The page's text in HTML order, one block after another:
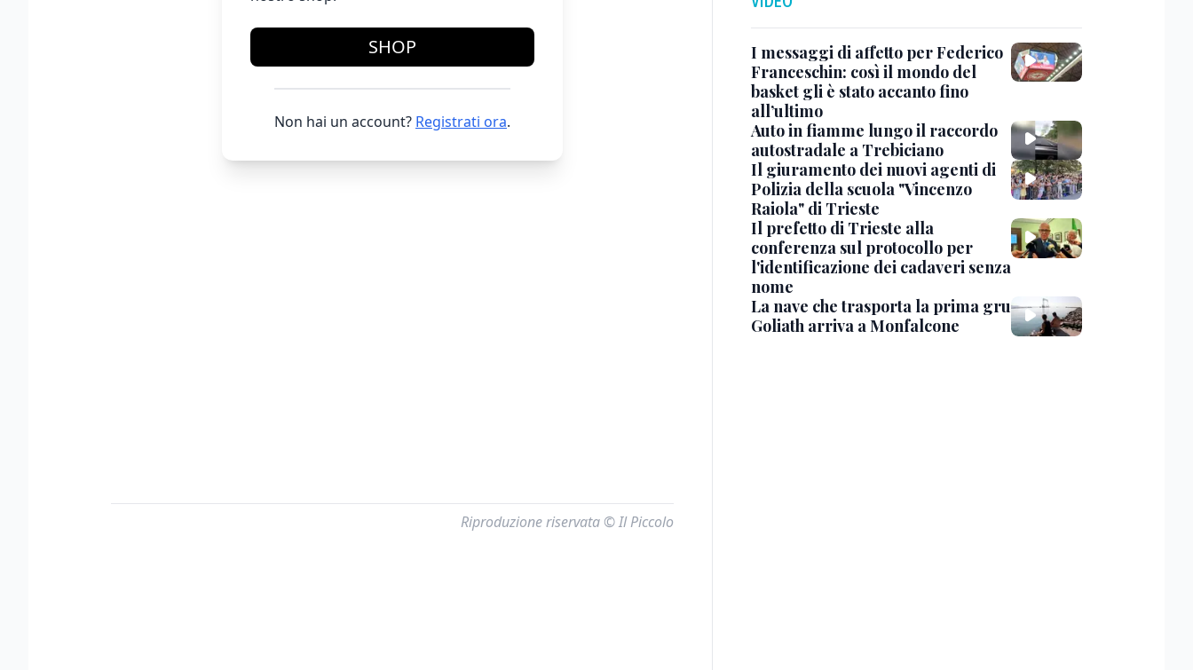
SHOP
Non hai un account? Registrati ora.
Riproduzione riservata © Il Piccolo
I messaggi di affetto per Federico
Franceschin: così il mondo del
basket gli è stato accanto fino
all’ultimo
Auto in fiamme lungo il raccordo
autostradale a Trebiciano
Il giuramento dei nuovi agenti di
Polizia della scuola "Vincenzo
Raiola" di Trieste
Il prefetto di Trieste alla
conferenza sul protocollo per
l'identificazione dei cadaveri senza
nome
La nave che trasporta la prima gru
Goliath arriva a Monfalcone